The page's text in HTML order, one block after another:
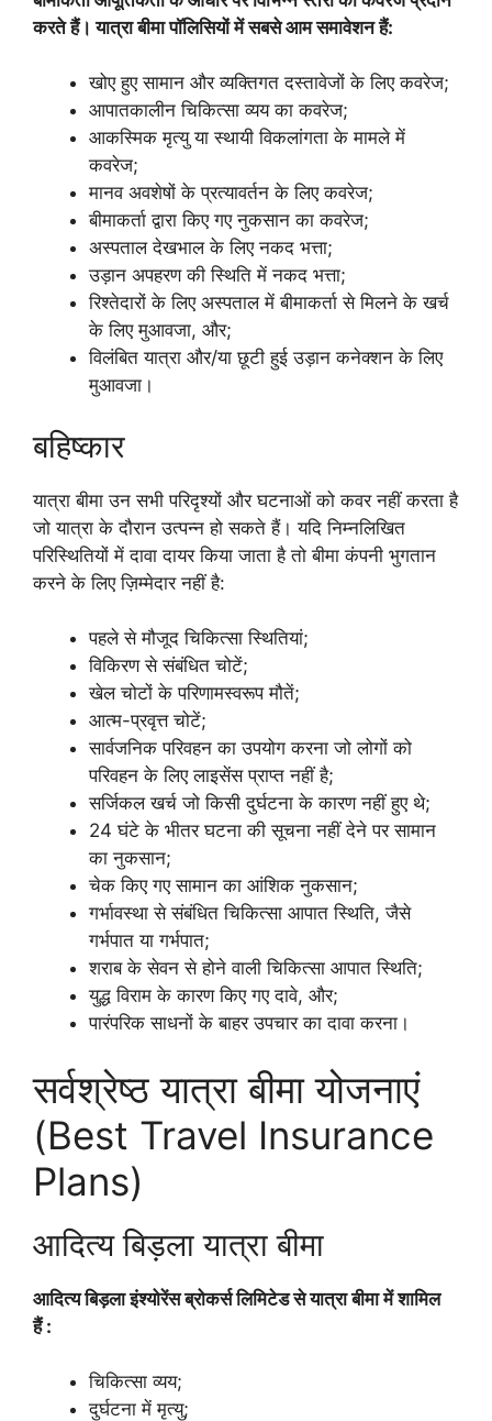
करते हैं। यात्रा बीमा पॉलिसियों में सबसे आम समावेशन हैं:
खोए हुए सामान और व्यक्तिगत दस्तावेजों के लिए कवरेज;
आपातकालीन चिकित्सा व्यय का कवरेज;
आकस्मिक मृत्यु या स्थायी विकलांगता के मामले में
कवरेज;
मानव अवशेषों के प्रत्यावर्तन के लिए कवरेज;
बीमाकर्ता द्वारा किए गए नुकसान का कवरेज;
अस्पताल देखभाल के लिए नकद भत्ता;
उड़ान अपहरण की स्थिति में नकद भत्ता;
रिश्तेदारों के लिए अस्पताल में बीमाकर्ता से मिलने के खर्च
के लिए मुआवजा, और;
विलंबित यात्रा और/या छूटी हुई उड़ान कनेक्शन के लिए
मुआवजा।
बहिष्कार
यात्रा बीमा उन सभी परिदृश्यों और घटनाओं को कवर नहीं करता है
जो यात्रा के दौरान उत्पन्न हो सकते हैं। यदि निम्नलिखित
परिस्थितियों में दावा दायर किया जाता है तो बीमा कंपनी भुगतान
करने के लिए ज़िम्मेदार नहीं है:
पहले से मौजूद चिकित्सा स्थितियां;
विकिरण से संबंधित चोटें;
खेल चोटों के परिणामस्वरूप मौतें;
आत्म-प्रवृत्त चोटें;
सार्वजनिक परिवहन का उपयोग करना जो लोगों को
परिवहन के लिए लाइसेंस प्राप्त नहीं है;
सर्जिकल खर्च जो किसी दुर्घटना के कारण नहीं हुए थे;
24 घंटे के भीतर घटना की सूचना नहीं देने पर सामान
का नुकसान;
चेक किए गए सामान का आंशिक नुकसान;
गर्भावस्था से संबंधित चिकित्सा आपात स्थिति, जैसे
गर्भपात या गर्भपात;
शराब के सेवन से होने वाली चिकित्सा आपात स्थिति;
युद्ध विराम के कारण किए गए दावे, और;
पारंपरिक साधनों के बाहर उपचार का दावा करना।
सर्वश्रेष्ठ यात्रा बीमा योजनाएं
(Best Travel Insurance
Plans)
आदित्य बिड़ला यात्रा बीमा
आदित्य बिड़ला इंश्योरेंस ब्रोकर्स लिमिटेड से यात्रा बीमा में शामिल
हैं :
चिकित्सा व्यय;
दुर्घटना में मृत्यु;